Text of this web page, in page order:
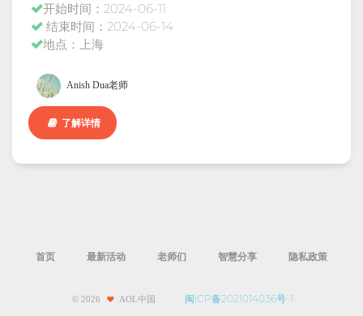
开始时间：2024-06-11
结束时间：2024-06-14
地点：上海
Anish Dua老师
了解详情
首页 最新活动 老师们 智慧分享 隐私政策
© 2026 AOL中国 闽ICP备2021014036号-1